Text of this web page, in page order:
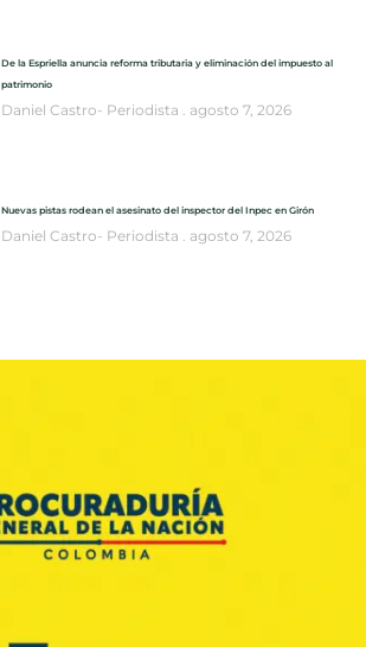
De la Espriella anuncia reforma tributaria y eliminación del impuesto al
patrimonio
Daniel Castro- Periodista agosto 7, 2026
Nuevas pistas rodean el asesinato del inspector del Inpec en Girón
Daniel Castro- Periodista agosto 7, 2026